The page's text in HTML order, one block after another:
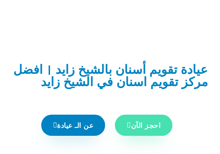
عيادة تقويم أسنان بالشيخ زايد | افضل
مركز تقويم اسنان في الشيخ زايد
احجز الآن عن الـ عيادة